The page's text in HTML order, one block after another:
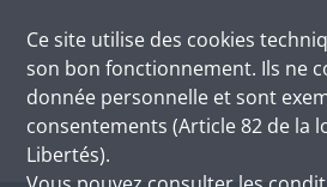
Ce site utilise des cookies
son bon fonctionnement. Ils ne
donnée personnelle et sont
consentements (Article 82 de la
Libertés).